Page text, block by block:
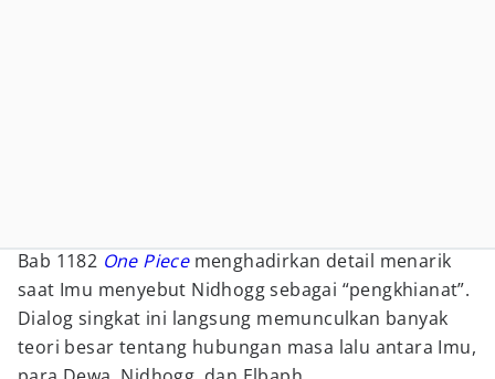
Bab 1182 One Piecemenghadirkan detail menarik
saat Imu menyebut Nidhogg sebagai “pengkhianat”.
Dialog singkat ini langsung memunculkan banyak
teori besar tentang hubungan masa lalu antara Imu,